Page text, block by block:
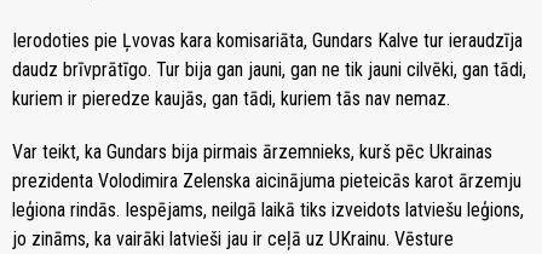
Ierodoties pie Ļvovas kara komisariāta, Gundars Kalve tur ieraudzīja
daudz brīvprātīgo. Tur bija gan jauni, gan ne tik jauni cilvēki, gan tādi,
kuriem ir pieredze kaujās, gan tādi, kuriem tās nav nemaz.
Var teikt, ka Gundars bija pirmais ārzemnieks, kurš pēc Ukrainas
prezidenta Volodimira Zelenska aicinājuma pieteicās karot ārzemju
leģiona rindās. Iespējams, neilgā laikā tiks izveidots latviešu leģions,
jo zināms, ka vairāki latvieši jau ir ceļā uz UKrainu. Vēsture